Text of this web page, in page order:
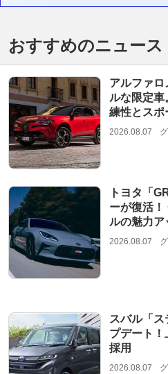
おすすめのニュース
アルファロ
ルな限定
練性とスポ
2026.08.07
トヨタ「
ーが復活！
ルの魅力ア
2026.08.07
スバル「ス
プデート
採用
2026.08.07